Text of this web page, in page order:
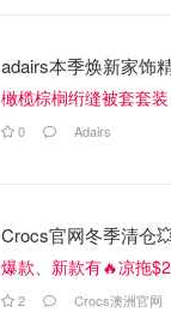
adairs本季焕新家饰
橄榄棕榈绗缝被套套
0 Adairs
Crocs官网冬季清仓
爆款、新款有🔥凉拖
2 Crocs澳洲官网